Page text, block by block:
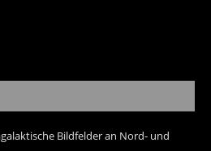
Bildfelder an Nord- und